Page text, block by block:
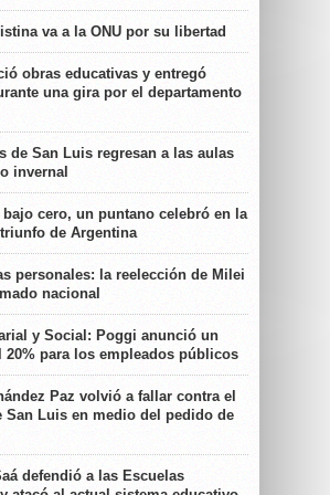
va a la ONU por su libertad
obras educativas y entregó
una gira por el departamento
de San Luis regresan a las aulas
invernal
bajo cero, un puntano celebró en la
de Argentina
personales: la reelección de Milei
nacional
y Social: Poggi anunció un
20% para los empleados públicos
Paz volvió a fallar contra el
San Luis en medio del pedido de
defendió a las Escuelas